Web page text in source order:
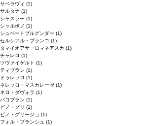
サペラヴィ (1)
サルタナ (1)
シャスラー (1)
シャルボノ (1)
シュペートブルグンダー (1)
セルシアル・ブランコ (1)
タマイオアサ・ロマネアスカ (1)
チャレロ (1)
ツヴァイゲルト (1)
ティブラン (1)
ドゥレッロ (1)
ネレッロ・マスカレーゼ (1)
ネロ・ダヴォラ (1)
バコブラン (1)
ピノ・グリ (1)
ピノ・グリージョ (1)
フォル・ブランシュ (1)